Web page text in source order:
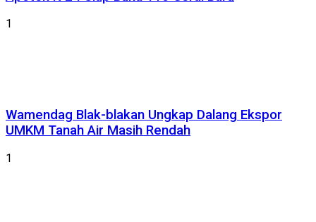
1
Wamendag Blak-blakan Ungkap Dalang Ekspor
UMKM Tanah Air Masih Rendah
1